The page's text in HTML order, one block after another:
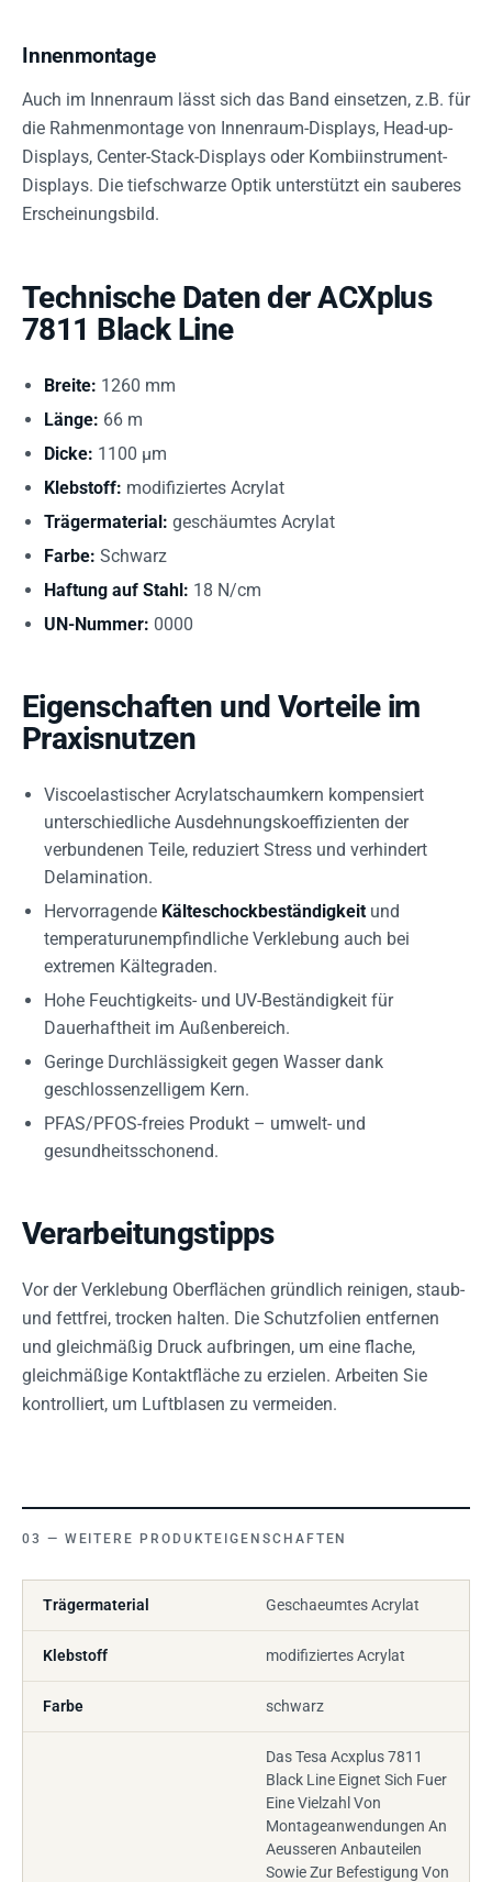
Innenmontage
Auch im Innenraum lässt sich das Band einsetzen, z.B. für
die Rahmenmontage von Innenraum-Displays, Head-up-
Displays, Center-Stack-Displays oder Kombiinstrument-
Displays. Die tiefschwarze Optik unterstützt ein sauberes
Erscheinungsbild.
Technische Daten der ACXplus
7811 Black Line
Breite: 1260 mm
Länge: 66 m
Dicke: 1100 µm
Klebstoff: modifiziertes Acrylat
Trägermaterial: geschäumtes Acrylat
Farbe: Schwarz
Haftung auf Stahl: 18 N/cm
UN-Nummer: 0000
Eigenschaften und Vorteile im
Praxisnutzen
Viscoelastischer Acrylatschaumkern kompensiert
unterschiedliche Ausdehnungskoeffizienten der
verbundenen Teile, reduziert Stress und verhindert
Delamination.
Hervorragende Kälteschockbeständigkeit und
temperaturunempfindliche Verklebung auch bei
extremen Kältegraden.
Hohe Feuchtigkeits- und UV-Beständigkeit für
Dauerhaftheit im Außenbereich.
Geringe Durchlässigkeit gegen Wasser dank
geschlossenzelligem Kern.
PFAS/PFOS-freies Produkt – umwelt- und
gesundheitsschonend.
Verarbeitungstipps
Vor der Verklebung Oberflächen gründlich reinigen, staub-
und fettfrei, trocken halten. Die Schutzfolien entfernen
und gleichmäßig Druck aufbringen, um eine flache,
gleichmäßige Kontaktfläche zu erzielen. Arbeiten Sie
kontrolliert, um Luftblasen zu vermeiden.
WEITERE PRODUKTEIGENSCHAFTEN
Trägermaterial Geschaeumtes Acrylat
Klebstoff modifiziertes Acrylat
Farbe schwarz
Das Tesa Acxplus 7811
Black Line Eignet Sich Fuer
Eine Vielzahl Von
Montageanwendungen An
Aeusseren Anbauteilen
Sowie Zur Befestigung Von